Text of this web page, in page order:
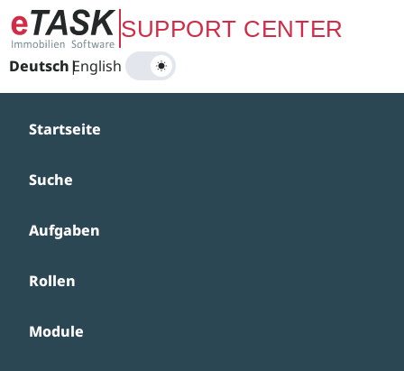
Zum Hauptinhalt springenSUPPORT CENTER
Deutsch|
English
Startseite
Suche
Aufgaben
Rollen
Module